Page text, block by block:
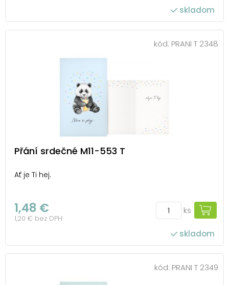
skladom
kód: PRANI T 2348
Přání srdečné M11-553 T
Ať je Ti hej.
1,48 €
1,20 € bez DPH
ks
skladom
kód: PRANI T 2349